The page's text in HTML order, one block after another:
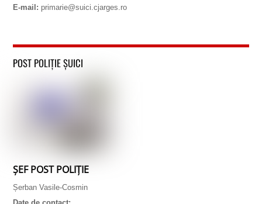
E-mail: primarie@suici.cjarges.ro
POST POLIȚIE ȘUICI
ȘEF POST POLIȚIE
Șerban Vasile-Cosmin